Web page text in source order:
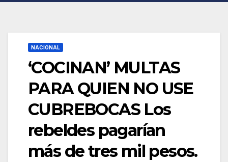
NACIONAL
‘COCINAN’ MULTAS
PARA QUIEN NO USE
CUBREBOCAS Los
rebeldes pagarían
más de tres mil pesos.